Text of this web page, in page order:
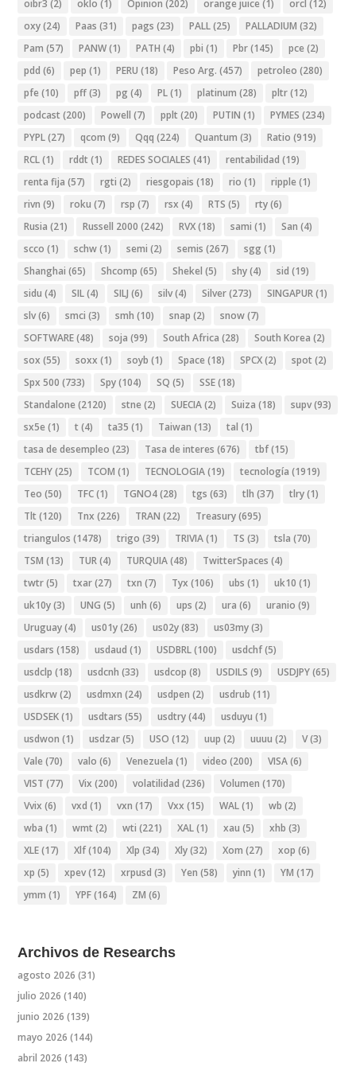
oibr3 (2) oklo (1) Opinion (202) orange juice (1) orcl (12)
oxy(24) Paas (31) pags (23) PALL(25) PALLADIUM (32)
Pam (57) PANW(1) PATH (4) pbi (1) Pbr(145) pce (2)
pdd (6) pep (1) PERU (18) Peso Arg. (457) petroleo (280)
pfe (10) pff(3) pg (4) PL(1) platinum (28) pltr(12)
podcast (200) Powell (7) pplt (20) PUTIN (1) PYMES (234)
PYPL(27) qcom (9) Qqq (224) Quantum (3) Ratio (919)
RCL(1) rddt (1) REDES SOCIALES (41) rentabilidad (19)
renta fija (57) rgti (2) riesgopais (18) rio (1) ripple (1)
rivn (9) roku (7) rsp (7) rsx (4) RTS (5) rty(6)
Rusia (21) Russell 2000 (242) RVX(18) sami (1) San (4)
scco (1) schw(1) semi (2) semis (267) sgg (1)
Shanghai (65) Shcomp (65) Shekel (5) shy(4) sid (19)
sidu (4) SIL(4) SILJ (6) silv(4) Silver(273) SINGAPUR(1)
slv(6) smci (3) smh (10) snap (2) snow(7)
SOFTWARE(48) soja (99) South Africa (28) South Korea (2)
sox (55) soxx (1) soyb (1) Space (18) SPCX(2) spot (2)
Spx 500 (733) Spy(104) SQ (5) SSE(18)
Standalone (2120) stne (2) SUECIA(2) Suiza (18) supv(93)
sx5e (1) t (4) ta35 (1) Taiwan (13) tal (1)
tasa de desempleo (23) Tasa de interes (676) tbf(15)
TCEHY(25) TCOM (1) TECNOLOGIA(19) tecnología (1919)
Teo (50) TFC(1) TGNO4(28) tgs (63) tlh (37) tlry(1)
Tlt (120) Tnx (226) TRAN (22) Treasury(695)
triangulos (1478) trigo (39) TRIVIA(1) TS (3) tsla (70)
TSM (13) TUR(4) TURQUIA(48) TwitterSpaces (4)
twtr(5) txar(27) txn (7) Tyx (106) ubs (1) uk10 (1)
uk10y(3) UNG (5) unh (6) ups (2) ura (6) uranio (9)
Uruguay(4) us01y(26) us02y(83) us03my(3)
usdars (158) usdaud (1) USDBRL(100) usdchf(5)
usdclp (18) usdcnh (33) usdcop (8) USDILS (9) USDJPY(65)
usdkrw(2) usdmxn (24) usdpen (2) usdrub (11)
USDSEK(1) usdtars (55) usdtry(44) usduyu (1)
usdwon (1) usdzar(5) USO (12) uup (2) uuuu (2) V(3)
Vale (70) valo (6) Venezuela (1) video (200) VISA(6)
VIST (77) Vix (200) volatilidad (236) Volumen (170)
Vvix (6) vxd (1) vxn (17) Vxx (15) WAL(1) wb (2)
wba (1) wmt (2) wti (221) XAL(1) xau (5) xhb (3)
XLE(17) Xlf(104) Xlp (34) Xly(32) Xom (27) xop (6)
xp (5) xpev(12) xrpusd (3) Yen (58) yinn (1) YM (17)
ymm (1) YPF(164) ZM (6)
Archivos de Researchs
agosto 2026 (31)
julio 2026 (140)
junio 2026 (139)
mayo 2026 (144)
abril 2026 (143)